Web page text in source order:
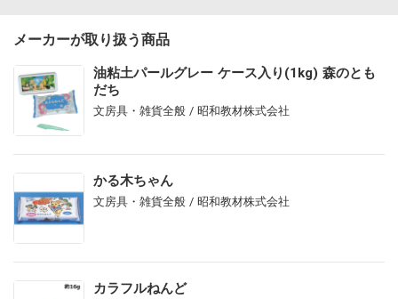
メーカーが取り扱う商品
油粘土パールグレー ケース入り(1kg) 森のとも
だち
文房具・雑貨全般 / 昭和教材株式会社
かる木ちゃん
文房具・雑貨全般 / 昭和教材株式会社
カラフルねんど